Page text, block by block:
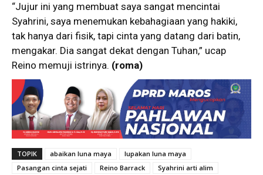
“Jujur ini yang membuat saya sangat mencintai
Syahrini, saya menemukan kebahagiaan yang hakiki,
tak hanya dari fisik, tapi cinta yang datang dari batin,
mengakar. Dia sangat dekat dengan Tuhan,” ucap
Reino memuji istrinya. (roma)
TOPIK abaikan luna maya
lupakan luna maya
Pasangan cinta sejati
Reino Barrack
Syahrini arti alim